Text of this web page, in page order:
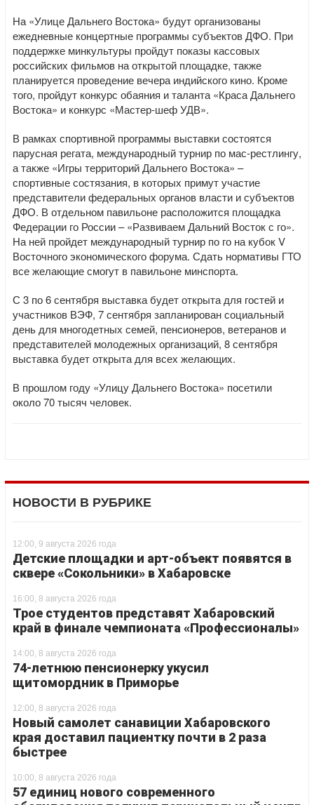
На «Улице Дальнего Востока» будут организованы
ежедневные концертные программы субъектов ДФО. При
поддержке минкультуры пройдут показы кассовых
российских фильмов на открытой площадке, также
планируется проведение вечера индийского кино. Кроме
того, пройдут конкурс обаяния и таланта «Краса Дальнего
Востока» и конкурс «Мастер-шеф УДВ».
В рамках спортивной программы выставки состоятся
парусная регата, международный турнир по мас-рестлингу,
а также «Игры территорий Дальнего Востока» –
спортивные состязания, в которых примут участие
представители федеральных органов власти и субъектов
ДФО. В отдельном павильоне расположится площадка
Федерации го России – «Развиваем Дальний Восток с го».
На ней пройдет международный турнир по го на кубок V
Восточного экономического форума. Сдать нормативы ГТО
все желающие смогут в павильоне минспорта.
С 3 по 6 сентября выставка будет открыта для гостей и
участников ВЭФ, 7 сентября запланирован социальный
день для многодетных семей, пенсионеров, ветеранов и
представителей молодежных организаций, 8 сентября
выставка будет открыта для всех желающих.
В прошлом году «Улицу Дальнего Востока» посетили
около 70 тысяч человек.
НОВОСТИ В РУБРИКЕ
12:00, 9 августа 2026 года
Детские площадки и арт-объект появятся в
сквере «Сокольники» в Хабаровске
16:00, 8 августа 2026 года
Трое студентов представят Хабаровский
край в финале чемпионата «Профессионалы»
14:00, 8 августа 2026 года
74-летнюю пенсионерку укусил
щитомордник в Приморье
12:00, 8 августа 2026 года
Новый самолет санавиции Хабаровского
края доставил пациентку почти в 2 раза
быстрее
10:00, 8 августа 2026 года
57 единиц нового современного